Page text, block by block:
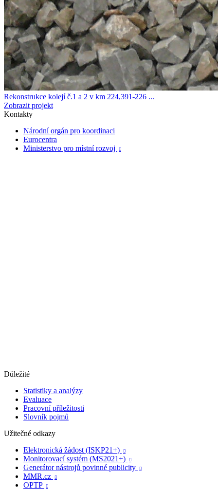
Rekonstrukce kolejí č.1 a 2 v km 224,391-226 ...
Zobrazit projekt
Kontakty
Národní orgán pro koordinaci
Eurocentra
Ministerstvo pro místní rozvoj

Důležité
Statistiky a analýzy
Evaluace
Pracovní příležitosti
Slovník pojmů
Užitečné odkazy
Elektronická žádost (ISKP21+)

Monitorovací systém (MS2021+) 
Generátor nástrojů povinné publicity 
MMR.cz 
OPTP 